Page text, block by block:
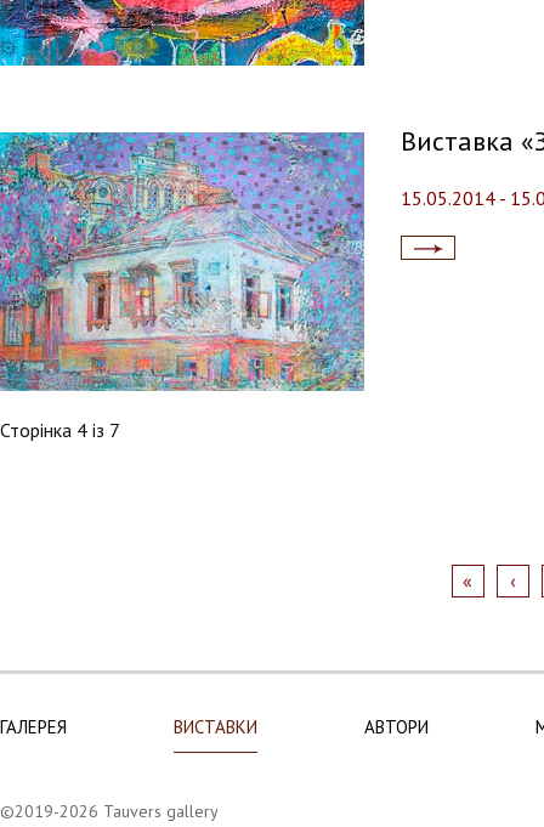
Виставка
15.05.2014 -
Читати
Сторінка 4 із 7
ГАЛЕРЕЯ ВИСТАВКИ АВТОРИ
©2019-2026 Tauvers gallery